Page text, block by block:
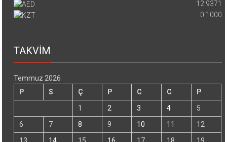
12.9371
0.1000
TAKVİM
Temmuz 2026
P
S Ç P C C
P
1
2 3 4
5
6
7 8 9 10 11
12
13
14 15 16 17 18
19